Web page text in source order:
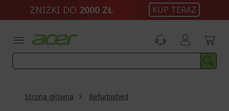
ZNIŻKI DO 2000 ZŁ KUP TERAZ
Strona główna Refurbished